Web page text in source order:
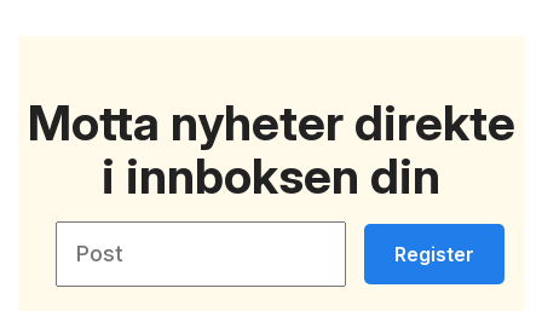
Motta nyheter direkte
i innboksen din
Register